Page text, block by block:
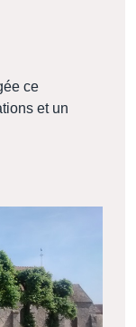
ce
et un